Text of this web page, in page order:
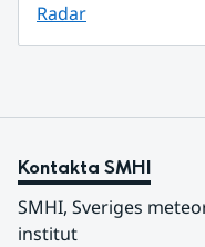
Radar
Kontakta SMHI
SMHI, Sveriges
institut